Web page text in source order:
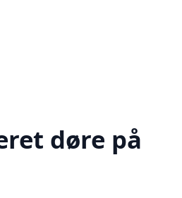
døre på